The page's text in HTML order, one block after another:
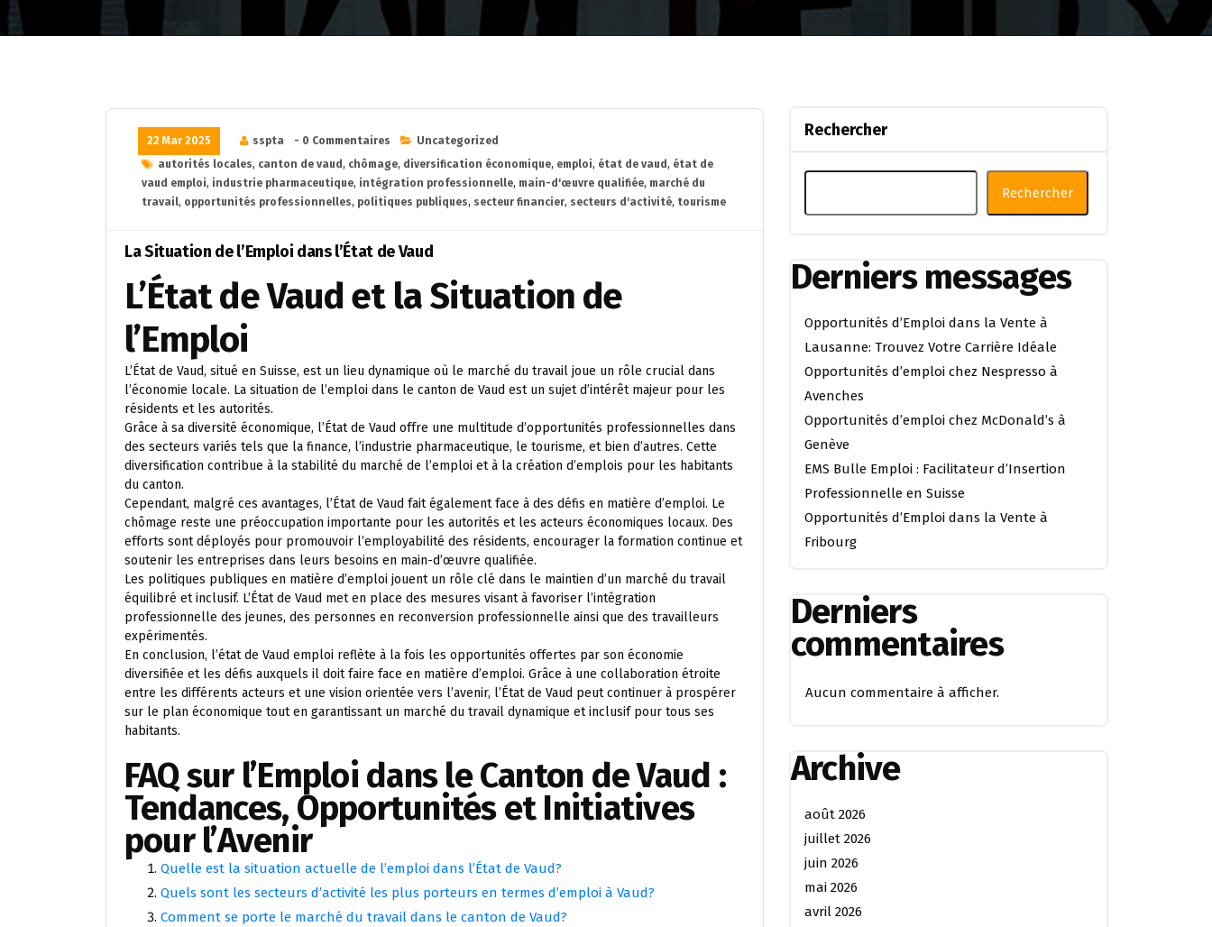
22 Mar 2025 sspta - 0 Commentaires
Uncategorized
autorités locales, canton de vaud , chômage, diversification économique, emploi, état de vaud , état de
vaud emploi, industrie pharmaceutique, intégration professionnelle, main-d'œuvre qualifiée, marché du
travail, opportunités professionnelles, politiques publiques, secteur financier, secteurs d'activité, tourisme
La Situation de l’Emploi dans l’État de Vaud
L’État de Vaud et la Situation de
l’Emploi
L’État de Vaud, situé en Suisse, est un lieu dynamique où le marché du travail joue un rôle crucial dans
l’économie locale. La situation de l’emploi dans le canton de Vaud est un sujet d’intérêt majeur pour les
résidents et les autorités.
Grâce à sa diversité économique, l’État de Vaud offre une multitude d’opportunités professionnelles dans
des secteurs variés tels que la finance, l’industrie pharmaceutique, le tourisme, et bien d’autres. Cette
diversification contribue à la stabilité du marché de l’emploi et à la création d’emplois pour les habitants
du canton.
Cependant, malgré ces avantages, l’État de Vaud fait également face à des défis en matière d’emploi. Le
chômage reste une préoccupation importante pour les autorités et les acteurs économiques locaux. Des
efforts sont déployés pour promouvoir l’employabilité des résidents, encourager la formation continue et
soutenir les entreprises dans leurs besoins en main-d’œuvre qualifiée.
Les politiques publiques en matière d’emploi jouent un rôle clé dans le maintien d’un marché du travail
équilibré et inclusif. L’État de Vaud met en place des mesures visant à favoriser l’intégration
professionnelle des jeunes, des personnes en reconversion professionnelle ainsi que des travailleurs
expérimentés.
En conclusion, l’état de Vaud emploi reflète à la fois les opportunités offertes par son économie
diversifiée et les défis auxquels il doit faire face en matière d’emploi. Grâce à une collaboration étroite
entre les différents acteurs et une vision orientée vers l’avenir, l’État de Vaud peut continuer à prospérer
sur le plan économique tout en garantissant un marché du travail dynamique et inclusif pour tous ses
habitants.
FAQ sur l’Emploi dans le Canton de Vaud :
Tendances, Opportunités et Initiatives
pour l’Avenir
Quelle est la situation actuelle de l’emploi dans l’État de Vaud?
Quels sont les secteurs d’activité les plus porteurs en termes d’emploi à Vaud?
Comment se porte le marché du travail dans le canton de Vaud?
Rechercher
Rechercher
Derniers messages
Opportunités d’Emploi dans la Vente à
Lausanne: Trouvez Votre Carrière Idéale
Opportunités d’emploi chez Nespresso à
Avenches
Opportunités d’emploi chez McDonald’s à
Genève
EMS Bulle Emploi : Facilitateur d’Insertion
Professionnelle en Suisse
Opportunités d’Emploi dans la Vente à
Fribourg
Derniers
commentaires
Aucun commentaire à afficher.
Archive
août 2026
juillet 2026
juin 2026
mai 2026
avril 2026